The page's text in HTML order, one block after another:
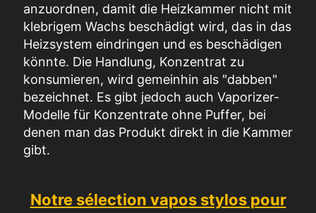
anzuordnen, damit die Heizkammer nicht mit
klebrigem Wachs beschädigt wird, das in das
Heizsystem eindringen und es beschädigen
könnte. Die Handlung, Konzentrat zu
konsumieren, wird gemeinhin als "dabben"
bezeichnet. Es gibt jedoch auch Vaporizer-
Modelle für Konzentrate ohne Puffer, bei
denen man das Produkt direkt in die Kammer
gibt.
Notre sélection vapos stylos pour